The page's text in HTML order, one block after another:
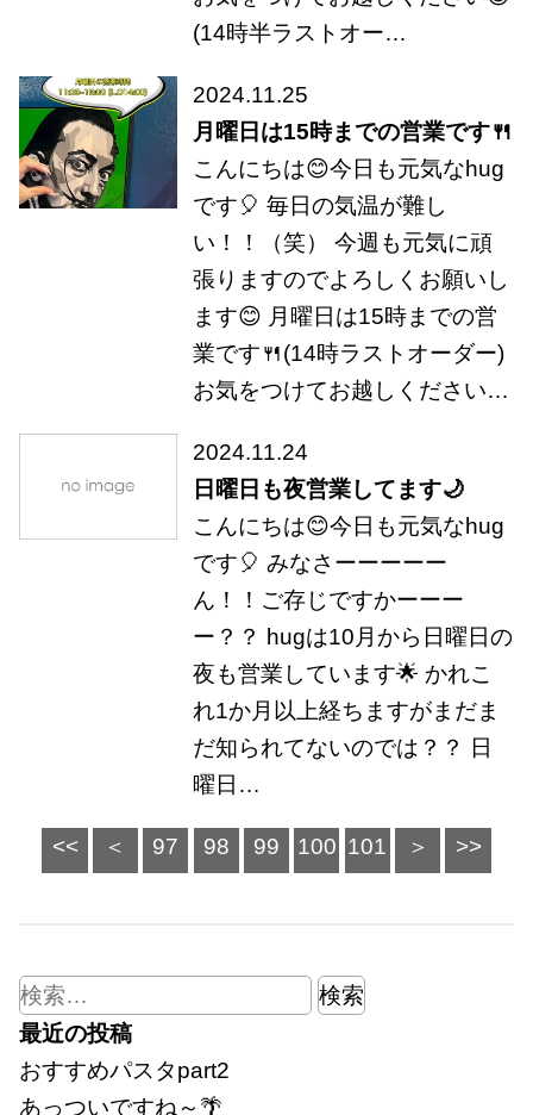
(14時半ラストオー…
2024.11.25
月曜日は15時までの営業です🍴
こんにちは😊今日も元気なhug
です🎈 毎日の気温が難し
い！！（笑） 今週も元気に頑
張りますのでよろしくお願いし
ます😊 月曜日は15時までの営
業です🍴(14時ラストオーダー)
お気をつけてお越しください…
2024.11.24
日曜日も夜営業してます🌙
こんにちは😊今日も元気なhug
です🎈 みなさーーーーー
ん！！ご存じですかーーー
ー？？ hugは10月から日曜日の
夜も営業しています🌟 かれこ
れ1か月以上経ちますがまだま
だ知られてないのでは？？ 日
曜日…
<< ＜ 97 98 99 100 101 ＞ >>
検
索:
最近の投稿
おすすめパスタpart2
あっついですね～🌴